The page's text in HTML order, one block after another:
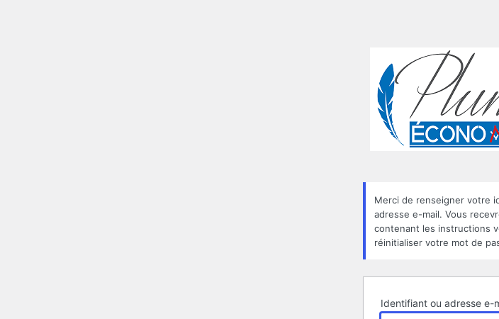
Merci de renseigner votre
adresse e-mail. Vous
contenant les instructions
réinitialiser votre mot de
Identifiant ou adresse e-